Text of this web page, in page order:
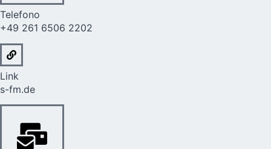
Telefono
+49 261 6506 2202
Link
s-fm.de